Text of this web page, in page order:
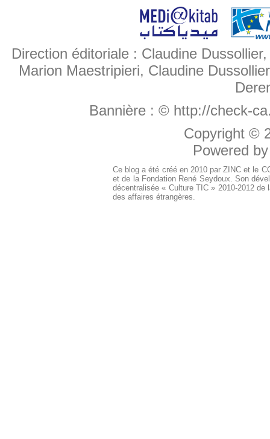
Direction éditoriale : Claudine
Marion Maestripieri, Claudine
Bannière : © http://check-
Copyright ©
Powered
Ce blog a été créé en 2010 par ZINC et le
et de la Fondation René Seydoux. Son
décentralisée « Culture TIC » 2010-2012
des affaires étrangères.